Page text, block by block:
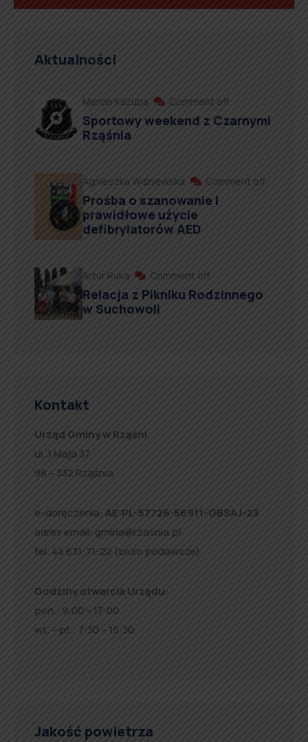
Aktualności
Marcin Kazuba Comment off
Sportowy weekend z Czarnymi
Rząśnia
Agnieszka Wiśniewska Comment off
Prośba o szanowanie i
prawidłowe użycie
defibrylatorów AED
Artur Ruka Comment off
Relacja z Pikniku Rodzinnego
w Suchowoli
Kontakt
Urząd Gminy w Rząśni
ul. 1 Maja 37
98 – 332 Rząśnia
e-doręczenia: AE:PL-57726-56911-GBSAJ-23
adres email: gmina@rzasnia.pl
tel. 44 631-71-22 (biuro podawcze)
Godziny otwarcia Urzędu:
pon.: 9:00 – 17:00
wt. – pt.: 7:30 – 15:30
Jakość powietrza